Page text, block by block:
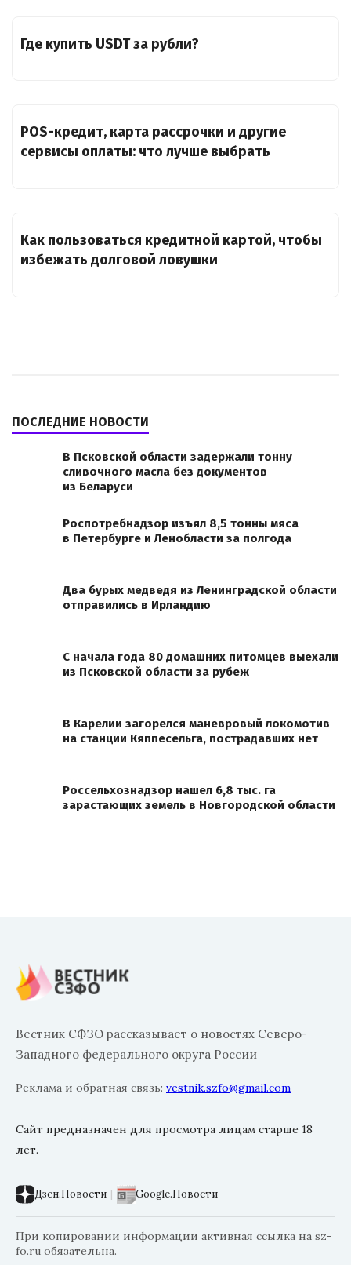
Где купить USDT за рубли?
POS-кредит, карта рассрочки и другие
сервисы оплаты: что лучше выбрать
Как пользоваться кредитной картой, чтобы
избежать долговой ловушки
ПОСЛЕДНИЕ НОВОСТИ
В Псковской области задержали тонну
сливочного масла без документов
из Беларуси
Роспотребнадзор изъял 8,5 тонны мяса
в Петербурге и Ленобласти за полгода
Два бурых медведя из Ленинградской области
отправились в Ирландию
С начала года 80 домашних питомцев выехали
из Псковской области за рубеж
В Карелии загорелся маневровый локомотив
на станции Кяппесельга, пострадавших нет
Россельхознадзор нашел 6,8 тыс. га
зарастающих земель в Новгородской области
Вестник СФЗО рассказывает о новостях Северо-
Западного федерального округа России
Реклама и обратная связь: vestnik.szfo@gmail.com
Сайт предназначен для просмотра лицам старше 18
лет.
Дзен.Новости | Google.Новости
При копировании информации активная ссылка на sz-
fo.ru обязательна.